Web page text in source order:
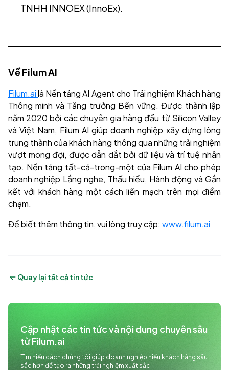
TNHH INNOEX (InnoEx).
Về Filum AI
Filum.ailà Nền tảng AI Agent cho Trải nghiệm Khách hàng
Thông minh và Tăng trưởng Bền vững. Được thành lập
năm 2020 bởi các chuyên gia hàng đầu từ Silicon Valley
và Việt Nam, Filum AI giúp doanh nghiệp xây dựng lòng
trung thành của khách hàng thông qua những trải nghiệm
vượt mong đợi, được dẫn dắt bởi dữ liệu và trí tuệ nhân
tạo. Nền tảng tất-cả-trong-một của Filum AI cho phép
doanh nghiệp Lắng nghe, Thấu hiểu, Hành động và Gắn
kết với khách hàng một cách liền mạch trên mọi điểm
chạm.
Để biết thêm thông tin, vui lòng truy cập: www.filum.ai
Quay lại tất cả tin tức
Cập nhật các tin tức và nội dung chuyên sâu
từ Filum.ai
Tìm hiểu cách chúng tôi giúp doanh nghiệp hiểu khách hàng sâu
sắc hơn để tạo ra những trải nghiệm xuất sắc